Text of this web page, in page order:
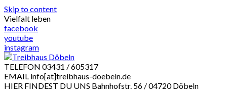
Skip to content
Vielfalt leben
facebook
youtube
instagram
TELEFON 03431 / 605317
EMAIL info[at]treibhaus-doebeln.de
HIER FINDEST DU UNS Bahnhofstr. 56 / 04720 Döbeln